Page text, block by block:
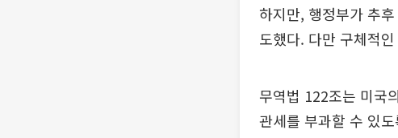
하지만, 행정부가 추
도했다. 다만 구체적
무역법 122조는 미국
관세를 부과할 수 있